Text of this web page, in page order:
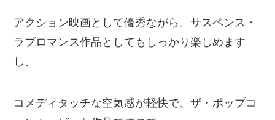
アクション映画として優秀ながら、サスペンス・
ラブロマンス作品としてもしっかり楽しめます
し、
コメディタッチな空気感が軽快で、ザ・ポップコ